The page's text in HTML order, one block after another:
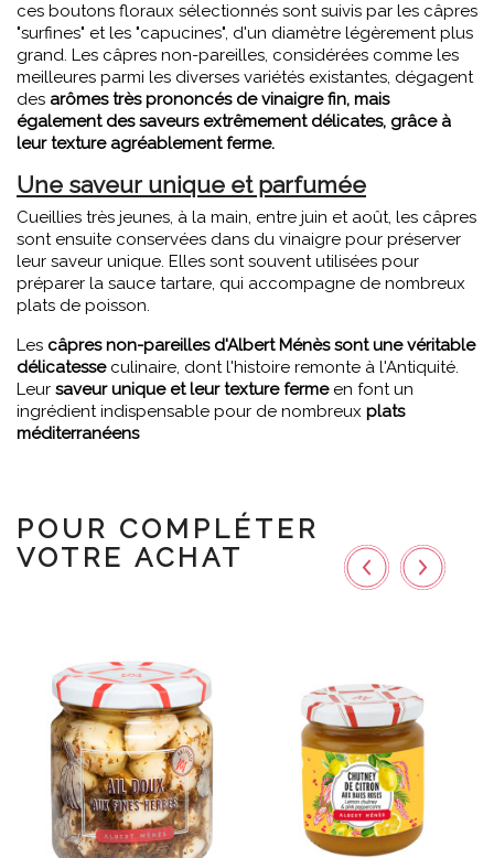
ces boutons floraux sélectionnés sont suivis par les câpres
"surfines" et les "capucines", d'un diamètre légèrement plus
grand. Les câpres non-pareilles, considérées comme les
meilleures parmi les diverses variétés existantes, dégagent
des arômes très prononcés de vinaigre fin, mais
également des saveurs extrêmement délicates, grâce à
leur texture agréablement ferme.
Une saveur unique et parfumée
Cueillies très jeunes, à la main, entre juin et août, les câpres
sont ensuite conservées dans du vinaigre pour préserver
leur saveur unique. Elles sont souvent utilisées pour
préparer la sauce tartare, qui accompagne de nombreux
plats de poisson.
Les câpres non-pareilles d'Albert Ménès sont une véritable
délicatesseculinaire, dont l'histoire remonte à l'Antiquité.
Leur saveur unique et leur texture fermeen font un
ingrédient indispensable pour de nombreux plats
méditerranéens
POUR COMPLÉTER
VOTRE ACHAT